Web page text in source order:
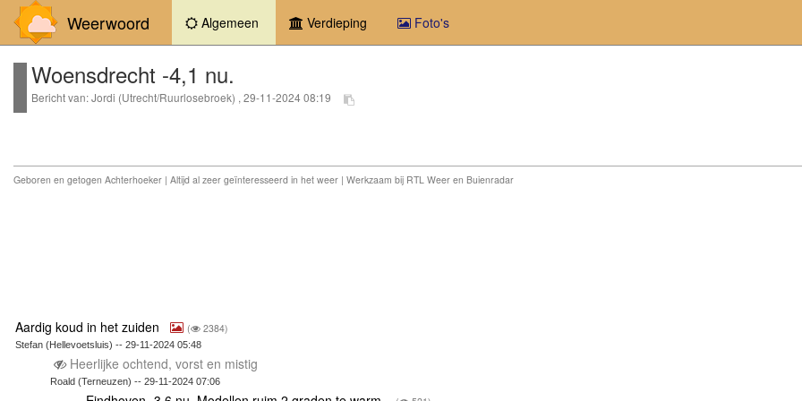
Weerwoord Algemeen (current)Verdieping Foto's
Woensdrecht -4,1 nu.
Bericht van: Jordi (Utrecht/Ruurlosebroek) , 29-11-2024 08:19
Geboren en getogen Achterhoeker | Altijd al zeer geïnteresseerd in het weer | Werkzaam bij RTL Weer en Buienradar
Aardig koud in het zuiden ( 2384)
Stefan (Hellevoetsluis) -- 29-11-2024 05:48
Heerlijke ochtend, vorst en mistig
Roald (Terneuzen) -- 29-11-2024 07:06